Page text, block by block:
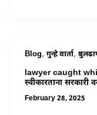
Blog, गुन्हे वार्ता,
lawyer caught
स्वीकारताना सरकारी
February 28, 2025